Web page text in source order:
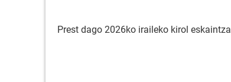
Prest dago 2026ko iraileko kirol eskaintza